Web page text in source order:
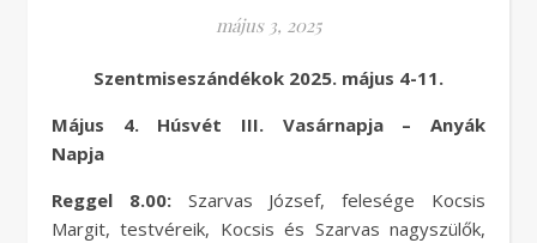
május 3, 2025
Szentmiseszándékok 2025. május 4-11.
Május 4. Húsvét III. Vasárnapja – Anyák
Napja
Reggel 8.00:Szarvas József, felesége Kocsis
Margit, testvéreik, Kocsis és Szarvas nagyszülők,